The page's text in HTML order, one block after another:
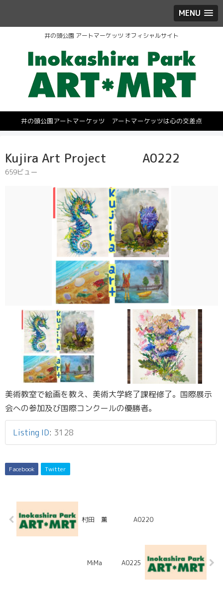
MENU
井の頭公園 アートマーケッツ オフィシャルサイト
井の頭公園アートマーケッツ アートマーケッツは心の交差点
Kujira Art Project A0222
659ビュー
美術教室で絵画を教え、美術大学終了課程修了。国際展示
会への参加及び国際コンクールの優勝者。
Listing ID: 3128
Facebook Twitter
村田 薫 A0220
MiMa A0225